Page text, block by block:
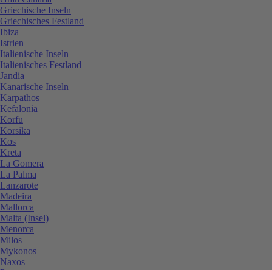
Griechische Inseln
Griechisches Festland
Ibiza
Istrien
Italienische Inseln
Italienisches Festland
Jandia
Kanarische Inseln
Karpathos
Kefalonia
Korfu
Korsika
Kos
Kreta
La Gomera
La Palma
Lanzarote
Madeira
Mallorca
Malta (Insel)
Menorca
Milos
Mykonos
Naxos